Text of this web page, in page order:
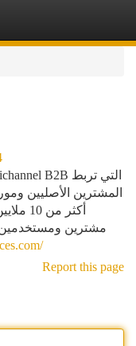
المشترين الأصليين
Report this page